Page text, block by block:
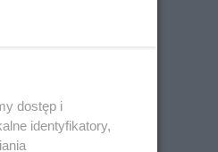
dostęp i
identyfikatory,